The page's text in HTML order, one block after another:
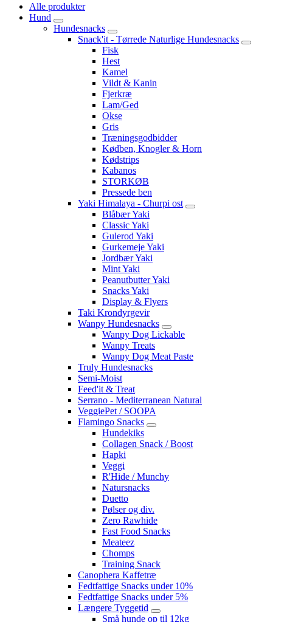
Alle produkter
Hund
Hundesnacks
Snack'it - Tørrede Naturlige Hundesnacks
Fisk
Hest
Kamel
Vildt & Kanin
Fjerkræ
Lam/Ged
Okse
Gris
Træningsgodbidder
Kødben, Knogler & Horn
Kødstrips
Kabanos
STORKØB
Pressede ben
Yaki Himalaya - Churpi ost
Blåbær Yaki
Classic Yaki
Gulerod Yaki
Gurkemeje Yaki
Jordbær Yaki
Mint Yaki
Peanutbutter Yaki
Snacks Yaki
Display & Flyers
Taki Krondyrgevir
Wanpy Hundesnacks
Wanpy Dog Lickable
Wanpy Treats
Wanpy Dog Meat Paste
Truly Hundesnacks
Semi-Moist
Feed'it & Treat
Serrano - Mediterranean Natural
VeggiePet / SOOPA
Flamingo Snacks
Hundekiks
Collagen Snack / Boost
Hapki
Veggi
R'Hide / Munchy
Natursnacks
Duetto
Pølser og div.
Zero Rawhide
Fast Food Snacks
Meateez
Chomps
Training Snack
Canophera Kaffetræ
Fedtfattige Snacks under 10%
Fedtfattige Snacks under 5%
Længere Tyggetid
Små hunde op til 12kg